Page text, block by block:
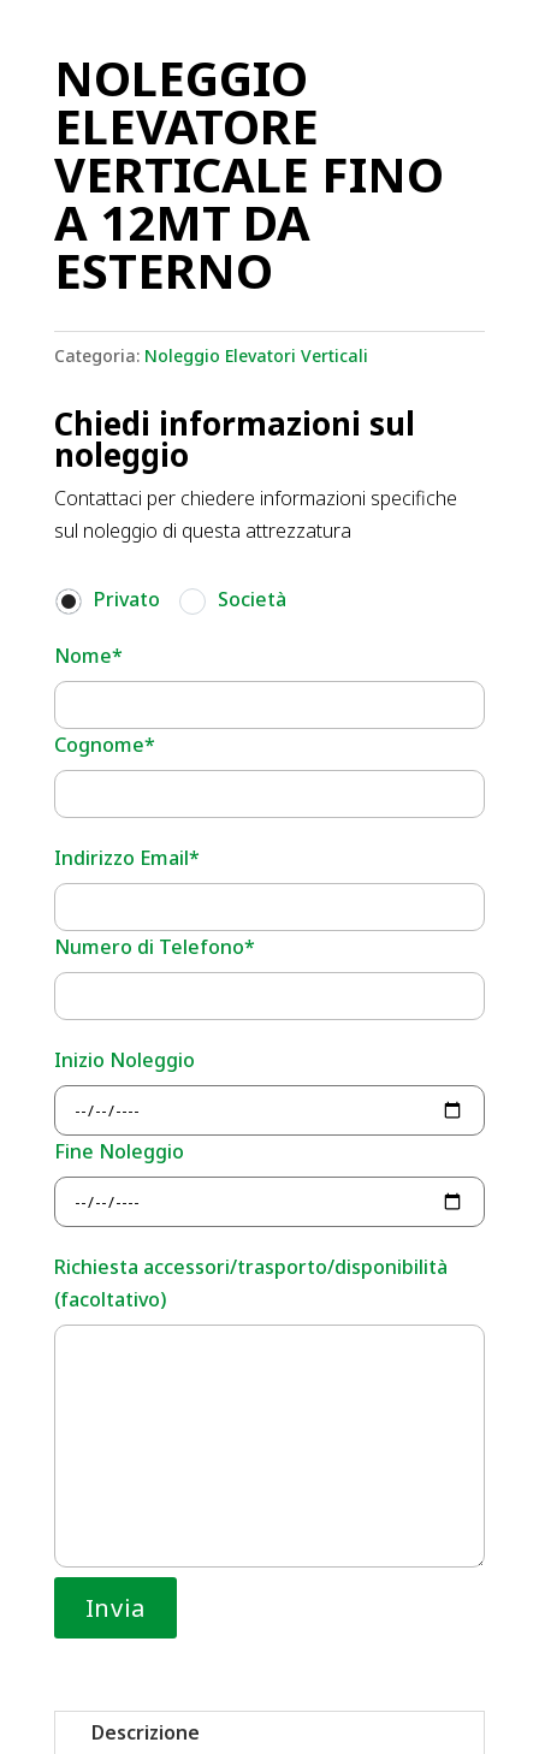
NOLEGGIO
ELEVATORE
VERTICALE FINO
A 12MT DA
ESTERNO
Categoria: Noleggio Elevatori Verticali
Chiedi informazioni sul
noleggio
Contattaci per chiedere informazioni specifiche
sul noleggio di questa attrezzatura
Privato Società
Nome*
Cognome*
Indirizzo Email*
Numero di Telefono*
Inizio Noleggio
Fine Noleggio
Richiesta accessori/trasporto/disponibilità
(facoltativo)
Descrizione